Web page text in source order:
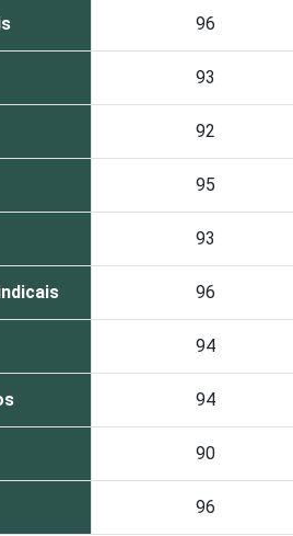
96
93
92
95
93
96
94
94
90
96